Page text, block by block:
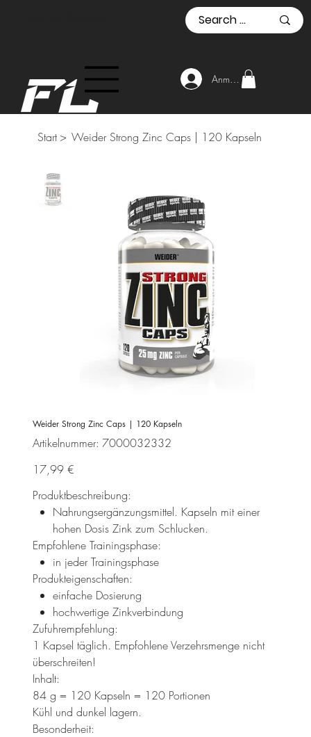
Anmelden
Start > Weider Strong Zinc Caps | 120 Kapseln
Weider Strong Zinc Caps | 120 Kapseln
Artikelnummer:
Artikelnummer:
7000032332
7000032332
Preis
17,99 €
Produktbeschreibung:
Nahrungsergänzungsmittel. Kapseln mit einer
hohen Dosis Zink zum Schlucken.
Empfohlene Trainingsphase:
in jeder Trainingsphase
Produkteigenschaften:
einfache Dosierung
hochwertige Zinkverbindung
Zufuhrempfehlung:
1 Kapsel täglich. Empfohlene Verzehrsmenge nicht
überschreiten!
Inhalt:
84 g = 120 Kapseln = 120 Portionen
Kühl und dunkel lagern.
Besonderheit: